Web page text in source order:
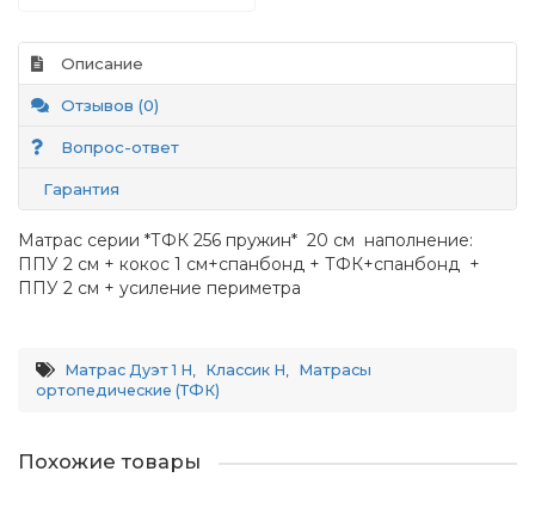
Описание
Отзывов (0)
Вопрос-ответ
Гарантия
Матрас серии *ТФК 256 пружин* 20 см наполнение:
ППУ 2 см + кокос 1 см+спанбонд + ТФК+спанбонд +
ППУ 2 см + усиление периметра
Матрас Дуэт 1 Н, Классик Н, Матрасы
ортопедические (ТФК)
Похожие товары